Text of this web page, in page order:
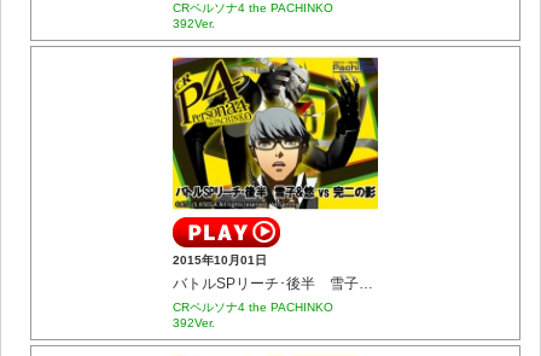
CRペルソナ4 the PACHINKO
392Ver.
2015年10月01日
バトルSPリーチ･後半 雪子&悠 vs 完二の影
CRペルソナ4 the PACHINKO
392Ver.